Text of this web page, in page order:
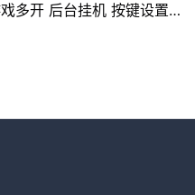
多开 后台挂机 按键设置